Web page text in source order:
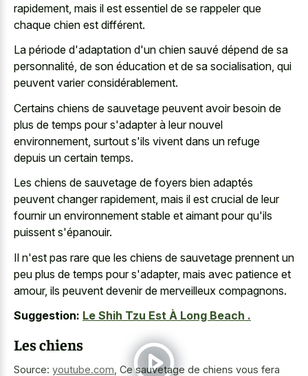
rapidement, mais il est essentiel de se rappeler que
chaque chien est différent.
La période d'adaptation d'un chien sauvé dépend de sa
personnalité, de son éducation et de sa socialisation, qui
peuvent varier considérablement.
Certains chiens de sauvetage peuvent avoir besoin de
plus de temps pour s'adapter à leur nouvel
environnement, surtout s'ils vivent dans un refuge
depuis un certain temps.
Les chiens de sauvetage de foyers bien adaptés
peuvent changer rapidement, mais il est crucial de leur
fournir un environnement stable et aimant pour qu'ils
puissent s'épanouir.
Il n'est pas rare que les chiens de sauvetage prennent un
peu plus de temps pour s'adapter, mais avec patience et
amour, ils peuvent devenir de merveilleux compagnons.
Suggestion: Le Shih Tzu Est À Long Beach .
Les chiens
Source: youtube.com Ce sauvetage de chiens vous fera